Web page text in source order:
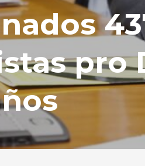
pro